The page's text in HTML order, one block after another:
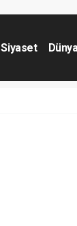
Siyaset Dünya